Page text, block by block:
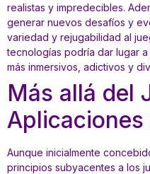
realistas y impredecibles.
generar nuevos desafíos y
variedad y rejugabilidad al
tecnologías podría dar lugar
más inmersivos, adictivos y
Más allá del
Aplicaciones
Aunque inicialmente
principios subyacentes a los